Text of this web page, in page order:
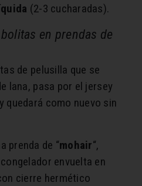
(2-3 cucharadas).
en prendas de
de pelusilla que se
lana, pasa por el jersey
y quedará como nuevo sin
prenda de “mohair“,
envuelta en
cierre hermético